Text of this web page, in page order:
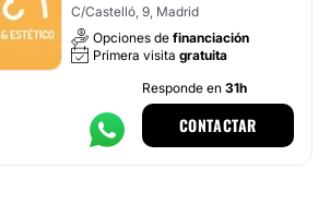
C/Castelló, 9, Madrid
Opciones de financiación
Primera visita gratuita
Responde en 31h
CONTACTAR